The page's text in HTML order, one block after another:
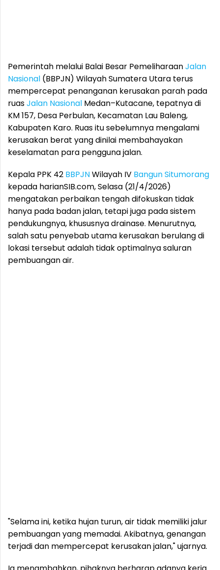
Pemerintah melalui Balai Besar PemeliharaanJalan
Nasional (BBPJN) Wilayah Sumatera Utara terus
mempercepat penanganan kerusakan parah pada
ruasJalan Nasional Medan–Kutacane, tepatnya di
KM 157, Desa Perbulan, Kecamatan Lau Baleng,
Kabupaten Karo. Ruas itu sebelumnya mengalami
kerusakan berat yang dinilai membahayakan
keselamatan para pengguna jalan.
Kepala PPK 42 BBPJNWilayah IV Bangun Situmorang
kepada harianSIB.com, Selasa (21/4/2026)
mengatakan perbaikan tengah difokuskan tidak
hanya pada badan jalan, tetapi juga pada sistem
pendukungnya, khususnya drainase. Menurutnya,
salah satu penyebab utama kerusakan berulang di
lokasi tersebut adalah tidak optimalnya saluran
pembuangan air.
"Selama ini, ketika hujan turun, air tidak memiliki jalur
pembuangan yang memadai. Akibatnya, genangan
terjadi dan mempercepat kerusakan jalan," ujarnya.